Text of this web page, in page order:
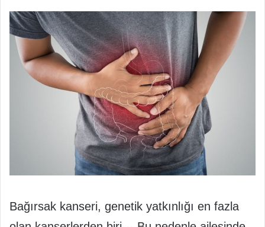
Bağırsak kanseri, genetik yatkınlığı en fazla